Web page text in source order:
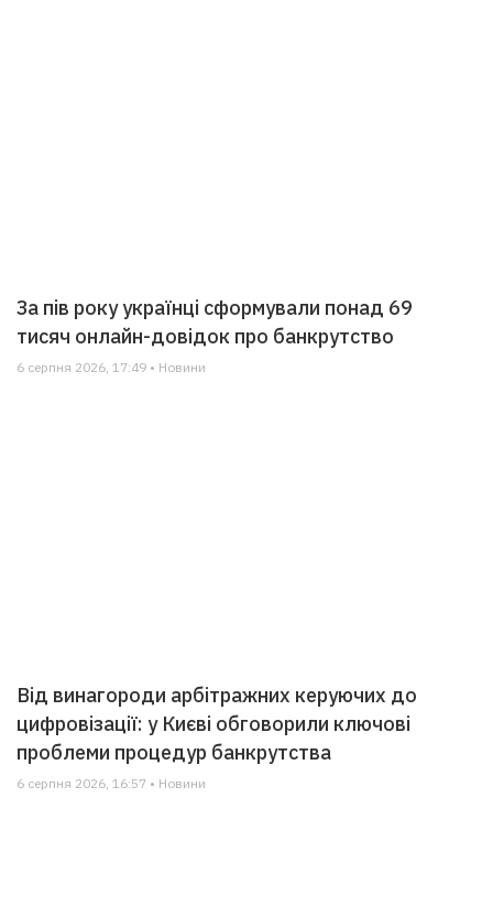
За пів року українці сформували понад 69
тисяч онлайн-довідок про банкрутство
6 серпня 2026, 17:49 • Новини
Від винагороди арбітражних керуючих до
цифровізації: у Києві обговорили ключові
проблеми процедур банкрутства
6 серпня 2026, 16:57 • Новини